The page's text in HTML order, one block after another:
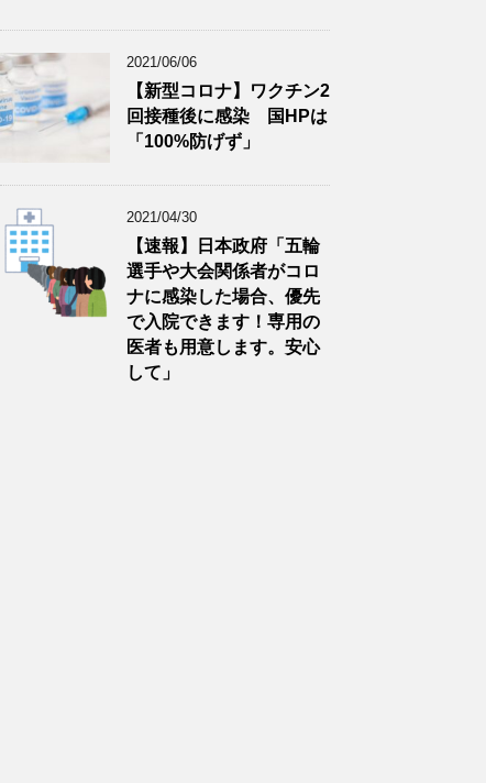
2021/06/06
【新型コロナ】ワクチン2
回接種後に感染 国HPは
「100%防げず」
2021/04/30
【速報】日本政府「五輪
選手や大会関係者がコロ
ナに感染した場合、優先
で入院できます！専用の
医者も用意します。安心
して」